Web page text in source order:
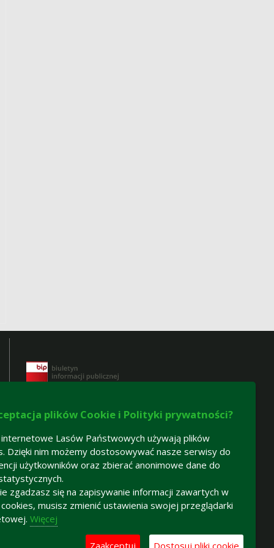
Certyfikaty gospodarki leśnej:
-certyfikat FSC®
certyfikat PEFC
plików Cookie i Polityki prywatności?
Lasów Państwowych używają plików
Dzięki nim możemy dostosowywać nasze serwisy do
użytkowników oraz zbierać anonimowe dane do
zgadzasz się na zapisywanie informacji zawartych w
cookies, musisz zmienić ustawienia swojej przeglądarki
Więcej
Zaakceptuj Dostosuj pliki cookie